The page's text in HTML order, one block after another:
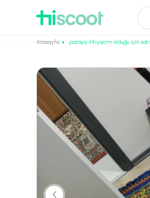
Anasayfa paraya ihtiyacim olduğu için